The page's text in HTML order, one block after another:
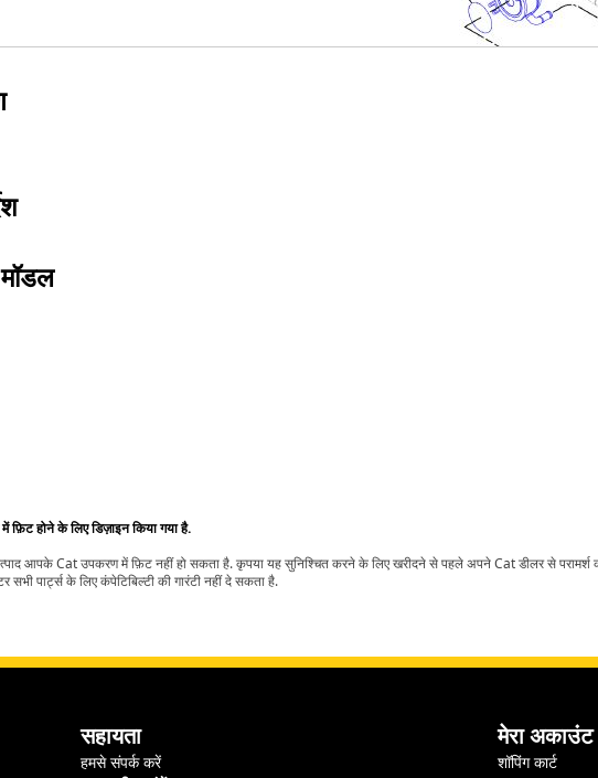
होने के लिए डिज़ाइन किया गया है.
आपके Cat उपकरण में फ़िट नहीं हो सकता है. कृपया यह सुनिश्चित करने के लिए खरीदने से पहले अपने Cat डीलर से
पार्ट्स के लिए कंपेटिबिल्टी की गारंटी नहीं दे सकता है.
सहायता
हमसे संपर्क करें
मेरा अकाउंट
शॉपिंग कार्ट